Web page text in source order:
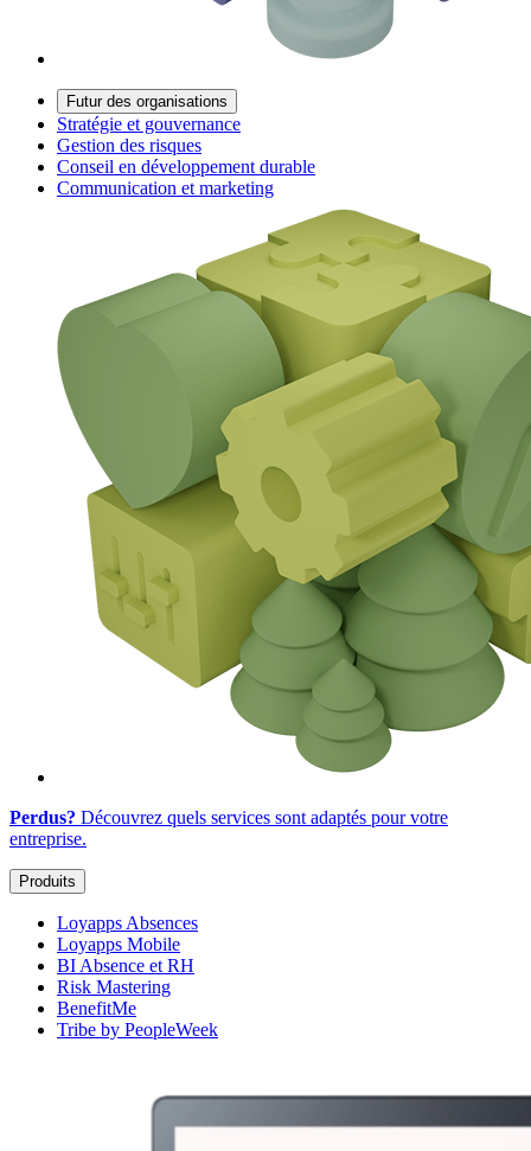
Futur des organisations
Stratégie et gouvernance
Gestion des risques
Conseil en développement durable
Communication et marketing
Perdus? Découvrez quels services sont adaptés pour votre
entreprise.
Produits
Loyapps Absences
Loyapps Mobile
BI Absence et RH
Risk Mastering
BenefitMe
Tribe by PeopleWeek